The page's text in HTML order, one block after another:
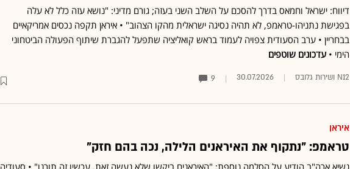
דיווח: ישראל וחמאס בדרך להסכם על השלב השני בעזה; גורם מדיני: "נושא עזה כלל לא עלה
בפגישת נתניהו-טראמפ, לא תהיה נסיגה ישראלית מהקו הצהוב" • איראן תקפה נכסים אמריקאיים
בבחריין • ערב הסעודית צפויה לעמוד בראש קואליציה שתפעל להגברת שיתוף הפעולה הביטחוני
הימי • עדכונים שוטפים
N12 ושירות גלובס 30.07.2026
9
איראן
טראמפ: "נתקוף את האיראנים הלילה, נכה בהם חזק"